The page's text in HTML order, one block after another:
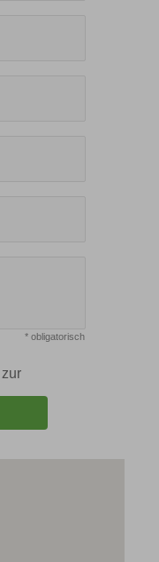
zur
* obligatorisch